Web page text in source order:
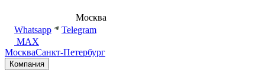
Москва
Whatsapp
Telegram
MAX
МоскваСанкт-Петербург
Компания